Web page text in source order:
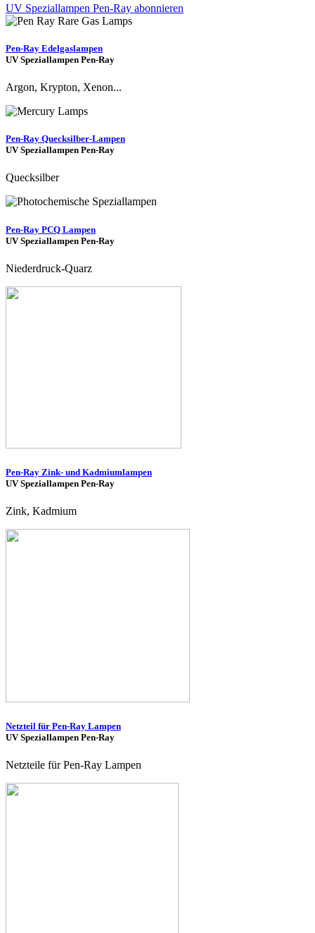
UV Speziallampen Pen-Ray abonnieren
Pen-Ray Edelgaslampen
UV Speziallampen Pen-Ray
Argon, Krypton, Xenon...
Pen-Ray Quecksilber-Lampen
UV Speziallampen Pen-Ray
Quecksilber
Pen-Ray PCQ Lampen
UV Speziallampen Pen-Ray
Niederdruck-Quarz
Pen-Ray Zink- und Kadmiumlampen
UV Speziallampen Pen-Ray
Zink, Kadmium
Netzteil für Pen-Ray Lampen
UV Speziallampen Pen-Ray
Netzteile für Pen-Ray Lampen